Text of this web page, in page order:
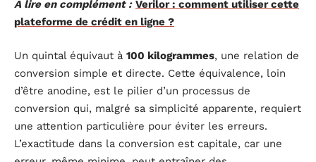
A lire en complément : Verilor : comment utiliser cette
plateforme de crédit en ligne ?
Un quintal équivaut à 100 kilogrammes, une relation de
conversion simple et directe. Cette équivalence, loin
d’être anodine, est le pilier d’un processus de
conversion qui, malgré sa simplicité apparente, requiert
une attention particulière pour éviter les erreurs.
L’exactitude dans la conversion est capitale, car une